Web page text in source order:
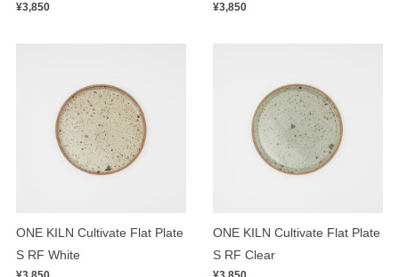
¥3,850 ¥3,850
ONE KILN Cultivate Flat Plate
S RF White
ONE KILN Cultivate Flat Plate
S RF Clear